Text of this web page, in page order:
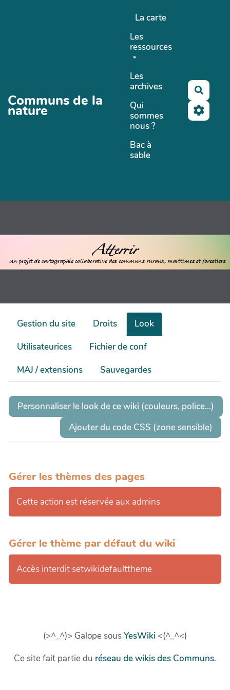
Communs de la
nature
La carte
Les
ressources
Les
archives
Qui
sommes
nous ?
Bac à
sable
Gestion du site Droits
Look
Utilisateurices
Fichier de conf
MAJ / extensions
Sauvegardes
Personnaliser le look de ce wiki (couleurs, police...)
Ajouter du code CSS (zone sensible)
Gérer les thèmes des pages
Cette action est réservée aux admins
Gérer le thème par défaut du wiki
Accès interdit setwikidefaulttheme
(>^_^)> Galope sousYesWiki <(^_^<)
Ce site fait partie du réseau de wikis des Communs.